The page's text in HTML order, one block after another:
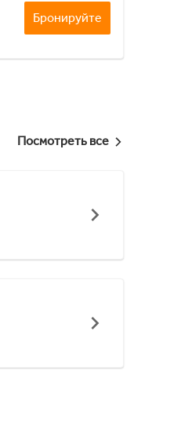
Бронируйте
Посмотреть все